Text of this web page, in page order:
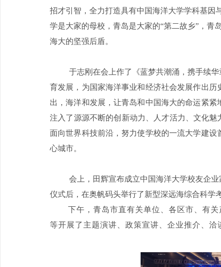
招才引智，全力打造具有中国海洋大学学科基因
学是大家的母校，青岛是大家的“第二故乡”，
海大的坚强后盾。
于志刚在会上作了《蓝梦共潮涌，携手续
育发展，为国家海洋事业和经济社会发展作出
出，海洋和发展，让青岛和中国海大的命运紧
注入了源源不断的创新动力、人才活力、文化
面向世界科技前沿，努力使学校的一流大学建
心城市。
会上，田辉宣布成立中国海洋大学校友企
仪式后，在奥帆码头举行了新型深远海综合科学
下午，青岛市直有关单位、各区市、有
等开展了主题演讲、政策宣讲、企业推介、洽